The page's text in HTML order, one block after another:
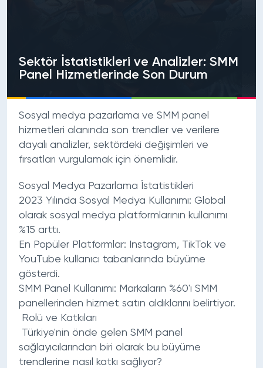
Sektör İstatistikleri ve Analizler: SMM
Panel Hizmetlerinde Son Durum
Sosyal medya pazarlama ve SMM panel
hizmetleri alanında son trendler ve verilere
dayalı analizler, sektördeki değişimleri ve
fırsatları vurgulamak için önemlidir.
Sosyal Medya Pazarlama İstatistikleri
2023 Yılında Sosyal Medya Kullanımı: Global
olarak sosyal medya platformlarının kullanımı
%15 arttı.
En Popüler Platformlar: Instagram, TikTok ve
YouTube kullanıcı tabanlarında büyüme
gösterdi.
SMM Panel Kullanımı: Markaların %60'ı SMM
panellerinden hizmet satın aldıklarını belirtiyor.
Rolü ve Katkıları
Türkiye'nin önde gelen SMM panel
sağlayıcılarından biri olarak bu büyüme
trendlerine nasıl katkı sağlıyor?